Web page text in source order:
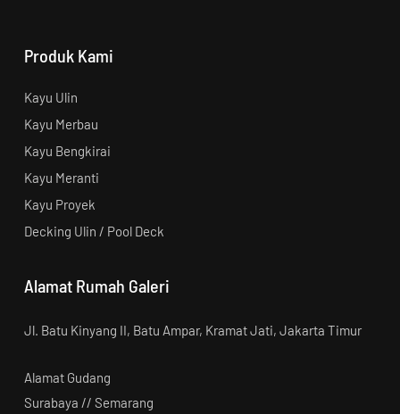
Produk Kami
Kayu Ulin
Kayu Merbau
Kayu Bengkirai
Kayu Meranti
Kayu Proyek
Decking Ulin / Pool Deck
Alamat Rumah Galeri
Jl. Batu Kinyang II, Batu Ampar, Kramat Jati, Jakarta Timur
Alamat Gudang
Surabaya // Semarang